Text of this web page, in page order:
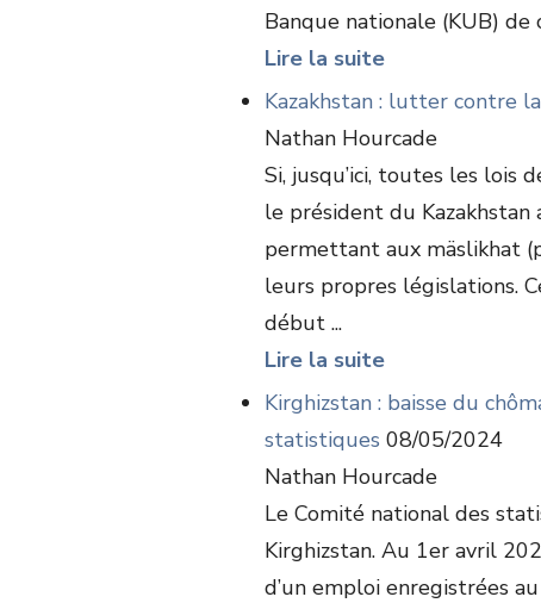
Banque nationale (KUB) de
Lire la suite
Kazakhstan : lutter contre
Nathan Hourcade
Si, jusqu’ici, toutes les lois
le président du
permettant aux mäslikhat
leurs propres législations.
début ...
Lire la suite
Kirghizstan : baisse du
statistiques 08/05/2024
Nathan Hourcade
Le Comité national des
Kirghizstan. Au 1er avril
d’un emploi enregistrées